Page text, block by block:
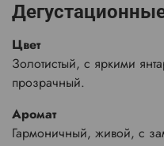
Цвет
Золотистый, с яркими
прозрачный.
Аромат
Гармоничный, живой, с